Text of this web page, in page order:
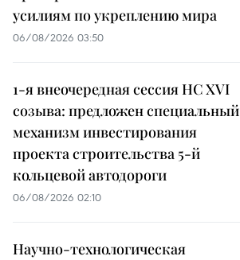
усилиям по укреплению мира
06/08/2026 03:50
1-я внеочередная сессия НС XVI
созыва: предложен специальный
механизм инвестирования
проекта строительства 5-й
кольцевой автодороги
06/08/2026 02:10
Научно-технологическая